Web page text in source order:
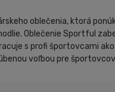
oblečenia, ktorá
Oblečenie Sportful
s profi športovcami
voľbou pre